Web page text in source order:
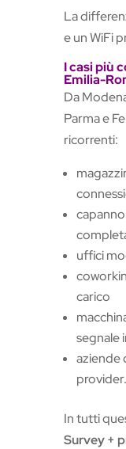
La
e un WiFi
I casi più
Emilia-
Da
Parma e
ricorrenti:
uffici
carico
segnale
aziende
In tutti
Survey +